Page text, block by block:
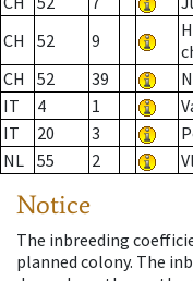
CH
52 9
CH
52 39
IT
4 1
IT
20 3
NL 55 2
Notice
The inbreeding
planned colony. The